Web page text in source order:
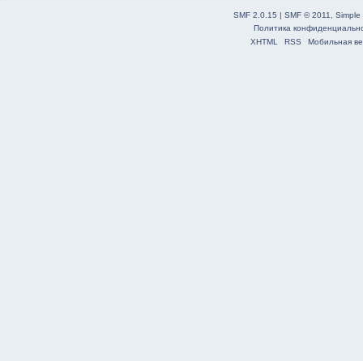
SMF 2.0.15 | SMF © 2011
Simple
Политика
XHTML
RSS Мобильная